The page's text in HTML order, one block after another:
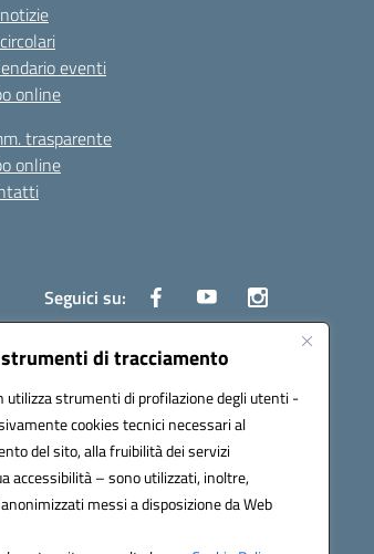
di tracciamento
utilizza strumenti di profilazione degli utenti -
cookies tecnici necessari al
del sito, alla fruibilità dei servizi
accessibilità – sono utilizzati, inoltre,
messi a disposizione da Web
eventi
online
trasparente
online
Seguici su: